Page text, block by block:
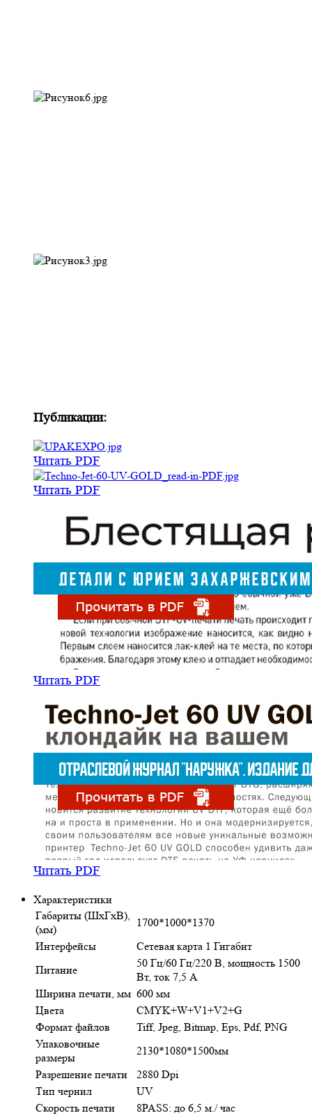
Публикации:
Читать PDF
Читать PDF
Читать PDF
Читать PDF
Характеристики
Габариты (ШхГхВ),
(мм)
1700*1000*1370
Интерфейсы
Сетевая карта 1 Гигабит
Питание
50 Гц/60 Гц/220 В, мощность 1500
Вт, ток 7,5 А
Ширина печати, мм 600 мм
Цвета
CMYK+W+V1+V2+G
Формат файлов
Tiff, Jpeg, Bitmap, Eps, Pdf, PNG
Упаковочные
размеры
2130*1080*1500мм
Разрешение печати
2880 Dpi
Тип чернил
UV
Скорость печати
8PASS: до 6,5 м./ час